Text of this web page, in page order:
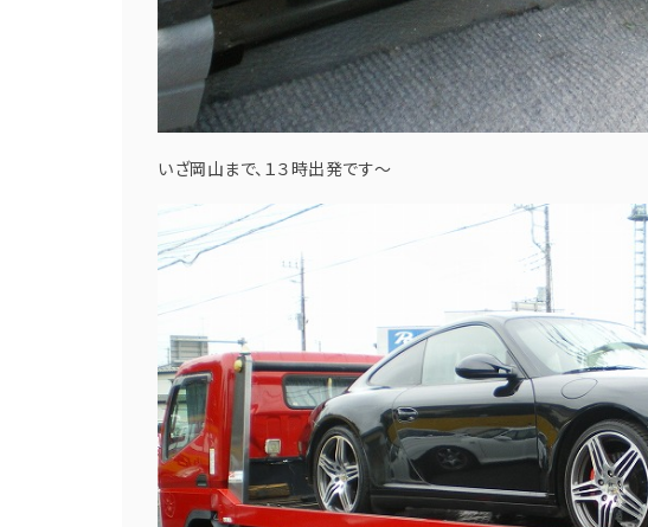
いざ岡山まで、１３時出発です～